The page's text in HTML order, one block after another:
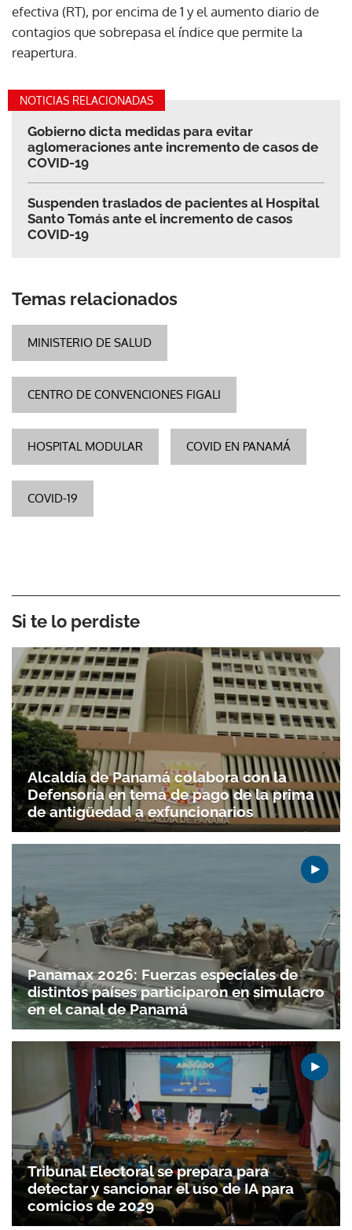
efectiva (RT), por encima de 1 y el aumento diario de
contagios que sobrepasa el índice que permite la
reapertura.
NOTICIAS RELACIONADAS
Gobierno dicta medidas para evitar
aglomeraciones ante incremento de casos de
COVID-19
Suspenden traslados de pacientes al Hospital
Santo Tomás ante el incremento de casos
COVID-19
Temas relacionados
MINISTERIO DE SALUD
CENTRO DE CONVENCIONES FIGALI
HOSPITAL MODULAR COVID EN PANAMÁ
COVID-19
Si te lo perdiste
Alcaldía de Panamá colabora con la
Defensoría en tema de pago de la prima
de antigüedad a exfuncionarios
Panamax 2026: Fuerzas especiales de
distintos países participaron en simulacro
en el canal de Panamá
Tribunal Electoral se prepara para
detectar y sancionar el uso de IA para
comicios de 2029